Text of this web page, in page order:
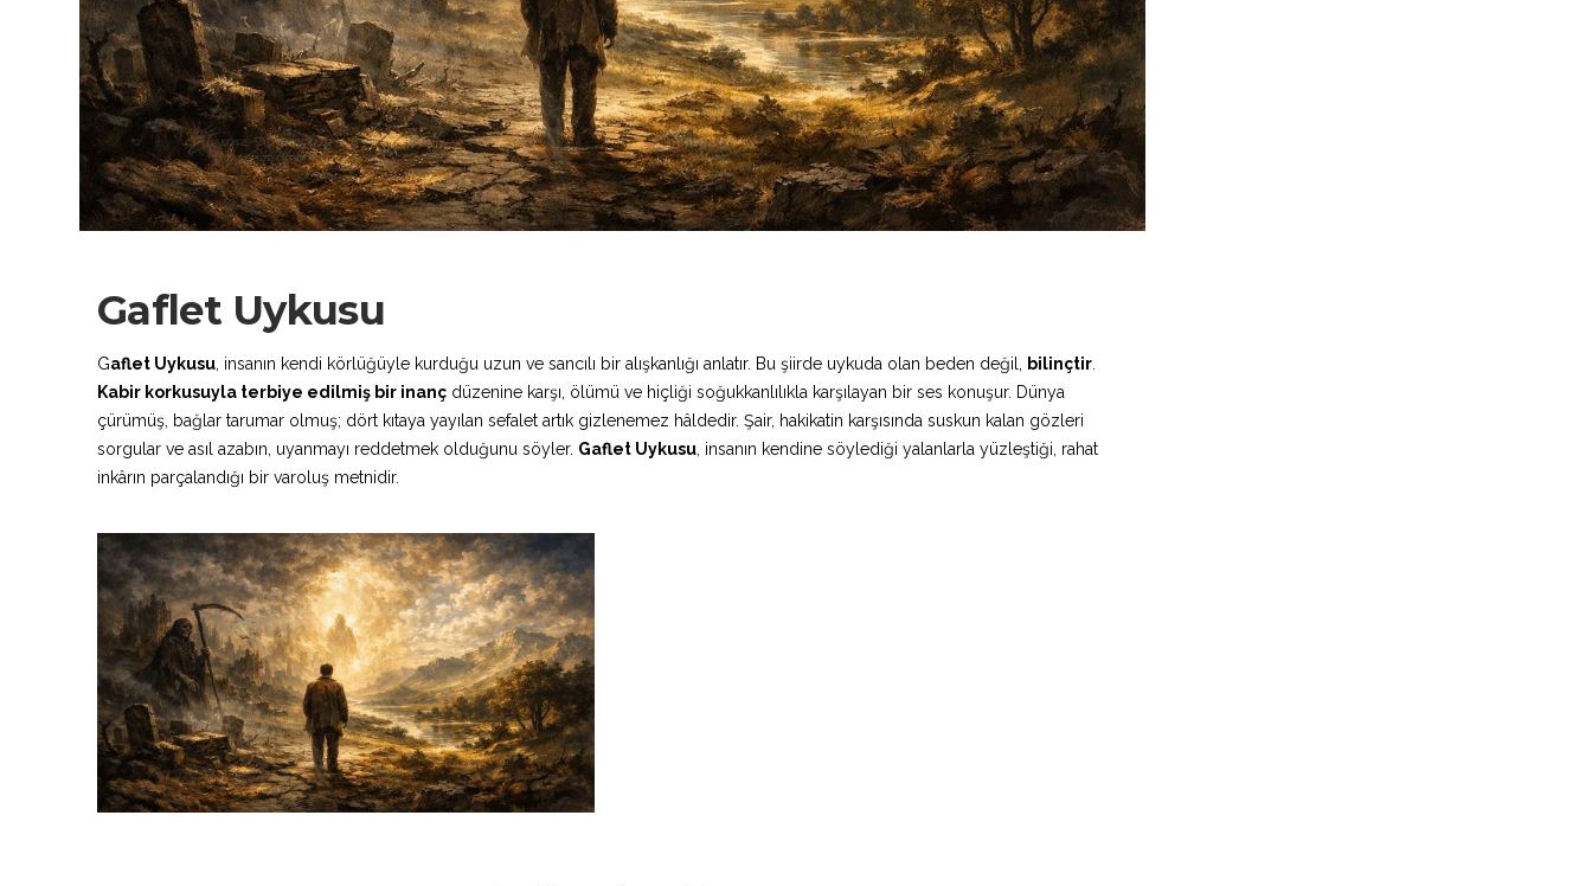
Gaflet Uykusu
Gaflet Uykusu , insanın kendi körlüğüyle kurduğu uzun ve sancılı bir alışkanlığı anlatır. Bu şiirde uykuda olan beden değil, bilinçtir
Kabir korkusuyla terbiye edilmiş bir inanç düzenine karşı, ölümü ve hiçliği soğukkanlılıkla karşılayan bir ses konuşur. Dünya
çürümüş, bağlar tarumar olmuş; dört kıtaya yayılan sefalet artık gizlenemez hâldedir. Şair, hakikatin karşısında suskun kalan gözleri
sorgular ve asıl azabın, uyanmayı reddetmek olduğunu söyler. Gaflet Uykusu , insanın kendine söylediği yalanlarla yüzleştiği, rahat
inkârın parçalandığı bir varoluş metnidir.